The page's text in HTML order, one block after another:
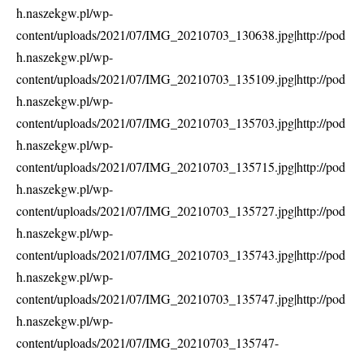
h.naszekgw.pl/wp-
content/uploads/2021/07/IMG_20210703_130638.jpg|http://pod
h.naszekgw.pl/wp-
content/uploads/2021/07/IMG_20210703_135109.jpg|http://pod
h.naszekgw.pl/wp-
content/uploads/2021/07/IMG_20210703_135703.jpg|http://pod
h.naszekgw.pl/wp-
content/uploads/2021/07/IMG_20210703_135715.jpg|http://pod
h.naszekgw.pl/wp-
content/uploads/2021/07/IMG_20210703_135727.jpg|http://pod
h.naszekgw.pl/wp-
content/uploads/2021/07/IMG_20210703_135743.jpg|http://pod
h.naszekgw.pl/wp-
content/uploads/2021/07/IMG_20210703_135747.jpg|http://pod
h.naszekgw.pl/wp-
content/uploads/2021/07/IMG_20210703_135747-